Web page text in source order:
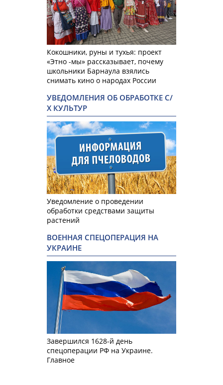
Кокошники, руны и тухья: проект
«Этно -мы» рассказывает, почему
школьники Барнаула взялись
снимать кино о народах России
УВЕДОМЛЕНИЯ ОБ ОБРАБОТКЕ С/
Х КУЛЬТУР
Уведомление о проведении
обработки средствами защиты
растений
ВОЕННАЯ СПЕЦОПЕРАЦИЯ НА
УКРАИНЕ
Завершился 1628-й день
спецоперации РФ на Украине.
Главное